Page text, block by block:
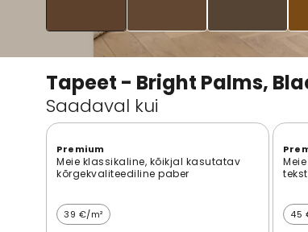
Tapeet - Bright Palms,
Saadaval kui
Premium
Meie klassikaline, kõikjal kasutatav
kõrgekvaliteediline paber
39 €/m² 45